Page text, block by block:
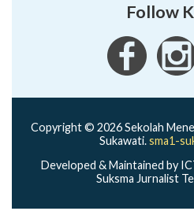
Follow
Copyright © 2026 Sekolah
Sukawati.sma1-
Developed & Maintained by
Suksma Jurnalist